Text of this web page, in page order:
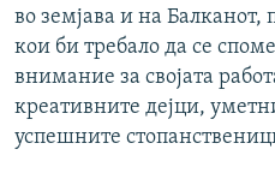
во земјава и на Балканот,
кои би требало да се
внимание за својата
креативните дејци,
успешните